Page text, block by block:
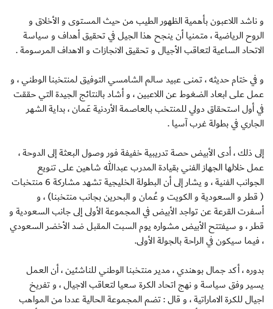
و ناشد اللاعبون بأهمية الظهور الطيب من حيث المستوى و الأخلاق و
الروح الرياضية ، متمنيا أن ينجح هذا الجيل في تحقيق أهداف و سياسة
الاتحاد الساعية لتعاقب الأجيال و تحقيق الانجازات و الاهداف المرسومة .
و في ختام حديثه ، تمنى عبيد سالم الشامسي التوفيق لمنتخبنا الوطني ، و
عمل على ابعاد الضغوط عن اللاعبين ، و أشاد بالنتائج الجيدة التي حققت
في أول استحقاق دولي للمنتخب بالعاصمة الأردنية عَمان ، بداية الشهر
الجاري في بطولة غرب آسيا .
إلى ذلك ، أدى الأبيض حصة تدريبية خفيفة فور وصول البعثة إلى الدوحة ،
عمل خلالها الجهاز الفني بقيادة المدرب عبدالله شاهين على تنويع
الجوانب الفنية ، و يشار إلى أن البطولة الخليجية تشهد مشاركة 6 منتخبات
( قطر و السعودية و الكويت و عُمان و البحرين بجانب منتخبنا) ، و
أسفرت القرعة عن تواجد الأبيض في المجموعة الأولى إلى جانب السعودية و
قطر ، و سيفتتح الأبيض مشواره يوم السبت المقبل ضد الأخضر السعودي
، فيما سيكون في الراحة بالجولة الأولى.
بدوره ، أكد جمال بوهندي ، مدير منتخبنا الوطني للناشئين ، أن العمل
يسير وفق سياسة و نهج اتحاد الكرة سعيا لتعاقب الاجيال ، و تفريخ
اجيال للكرة الاماراتية ، و قال : تضم المجموعة الحالية عددا من المواهب